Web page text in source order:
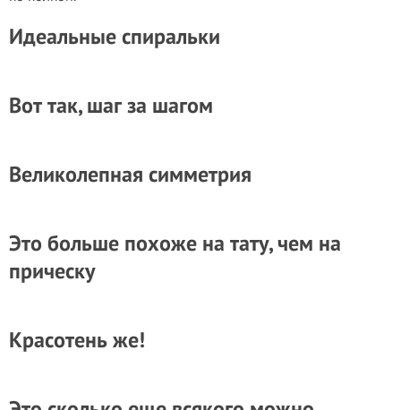
Идеальные спиральки
Вот так, шаг за шагом
Великолепная симметрия
Это больше похоже на тату, чем на
прическу
Красотень же!